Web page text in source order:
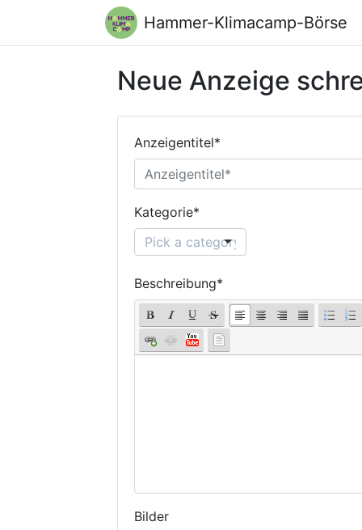
Hammer-Klimacamp-Börse
Neue Anzeige
Anzeigentitel*
Kategorie*
Beschreibung*
Bilder